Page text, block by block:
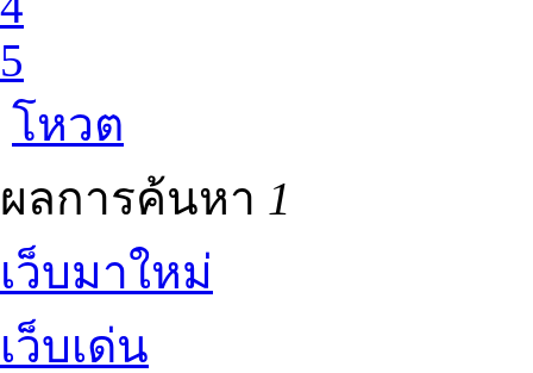
5
โหวต
ผลการค้นหา 1
เว็บมาใหม่
เว็บเด่น